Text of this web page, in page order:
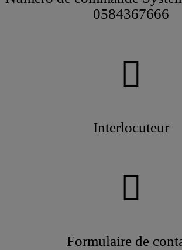
0584367666
Interlocuteur
Formulaire de